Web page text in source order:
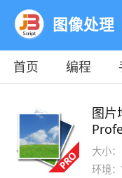
图像处理
首页 编程
图片
大小
环境